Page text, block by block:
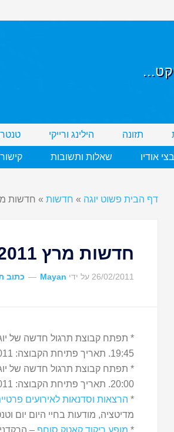
תזונה הילינג ורייקי
אודיו שאלות ותשובות
דף הבית פשוט יוגה » חדשות » חדשות מרץ
חדשות מרץ 2011
26/02/2011 על ידי Mayan כתוב
19:45. תאריך פתיחת הקבוצה: 03/03/2011.
20:00. תאריך פתיחת הקבוצה: 06/03/2011.
* הרצאות וסדנאות לאירועים
מדיטציה, מודעות בחיי היום יום
* מופע ריקוד קאטק סוחף